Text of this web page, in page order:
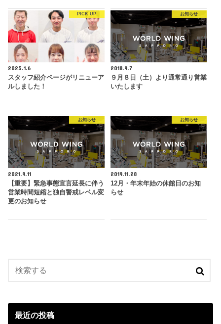
PICK UP
2025.1.6
スタッフ紹介ページがリニューア
ルしました！
お知らせ
2018.9.7
９月８日（土）より通常通り営業
いたします
お知らせ
2021.9.11
【重要】緊急事態宣言延長に伴う
営業時間短縮と独自警戒レベル変
更のお知らせ
お知らせ
2019.11.28
12月・年末年始の休館日のお知
らせ
最近の投稿